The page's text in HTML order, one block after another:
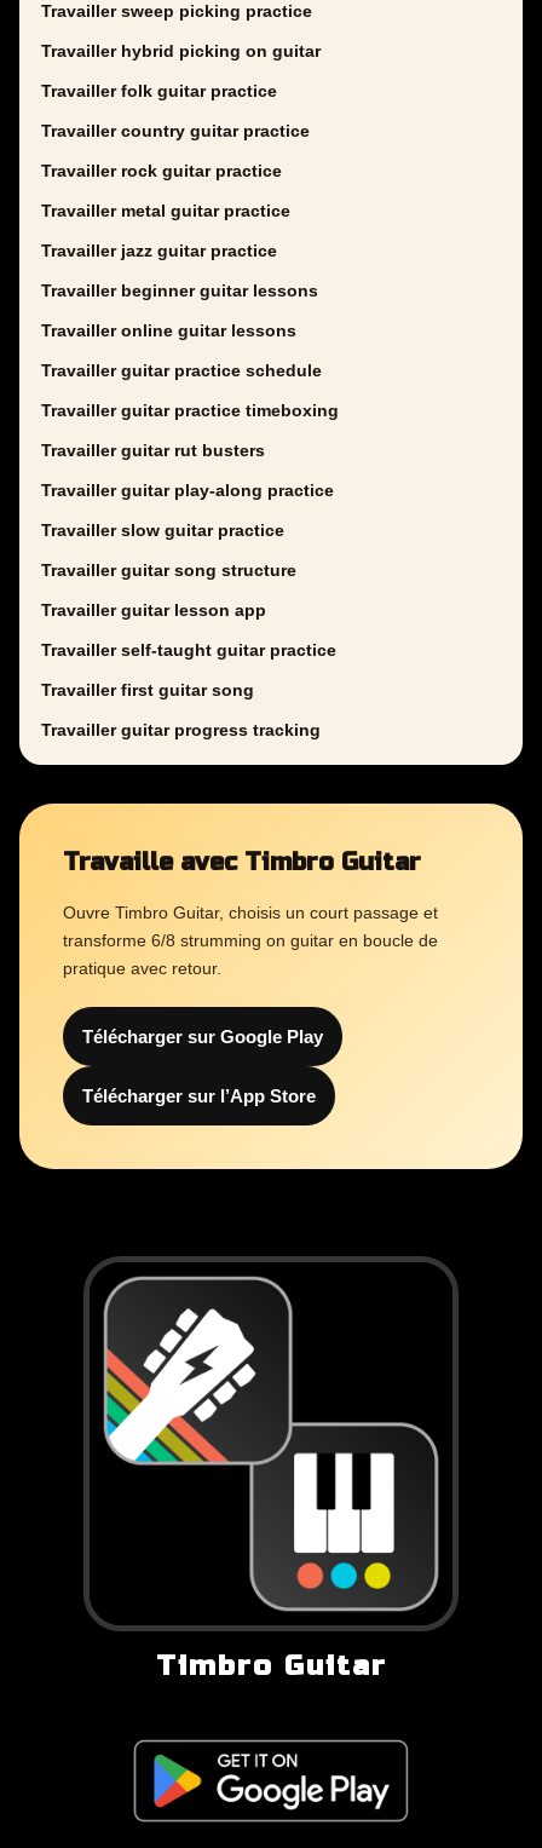
Travailler sweep picking practice
Travailler hybrid picking on guitar
Travailler folk guitar practice
Travailler country guitar practice
Travailler rock guitar practice
Travailler metal guitar practice
Travailler jazz guitar practice
Travailler beginner guitar lessons
Travailler online guitar lessons
Travailler guitar practice schedule
Travailler guitar practice timeboxing
Travailler guitar rut busters
Travailler guitar play-along practice
Travailler slow guitar practice
Travailler guitar song structure
Travailler guitar lesson app
Travailler self-taught guitar practice
Travailler first guitar song
Travailler guitar progress tracking
Travaille avec Timbro Guitar
Ouvre Timbro Guitar, choisis un court passage et
transforme 6/8 strumming on guitar en boucle de
pratique avec retour.
Télécharger sur Google Play
Télécharger sur l’App Store
Timbro Guitar